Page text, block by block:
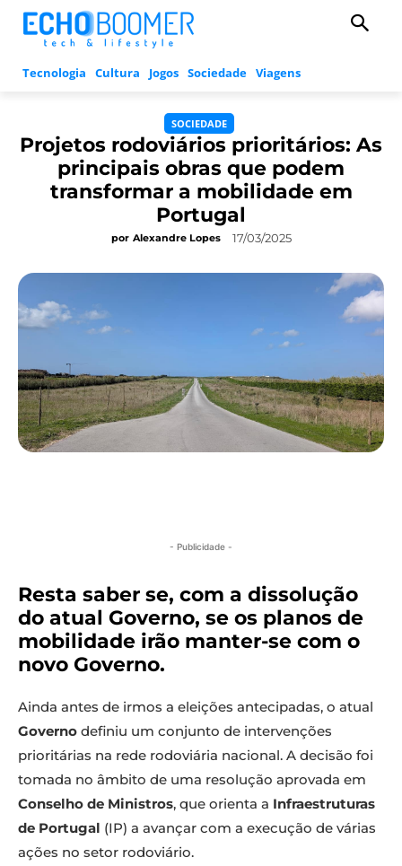
Tecnologia Cultura Jogos Sociedade Viagens
SOCIEDADE
Projetos rodoviários prioritários: As
principais obras que podem
transformar a mobilidade em
Portugal
por Alexandre Lopes 17/03/2025
- Publicidade -
Resta saber se, com a dissolução
do atual Governo, se os planos de
mobilidade irão manter-se com o
novo Governo.
Ainda antes de irmos a eleições antecipadas, o atual
Governo definiu um conjunto de intervenções
prioritárias na rede rodoviária nacional. A decisão foi
tomada no âmbito de uma resolução aprovada em
Conselho de Ministros, que orienta a Infraestruturas
de Portugal (IP) a avançar com a execução de várias
ações no setor rodoviário.